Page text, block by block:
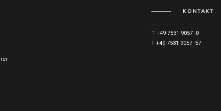
KONTAKT
T +49 7531 9057 -0
F +49 7531 9057 -57